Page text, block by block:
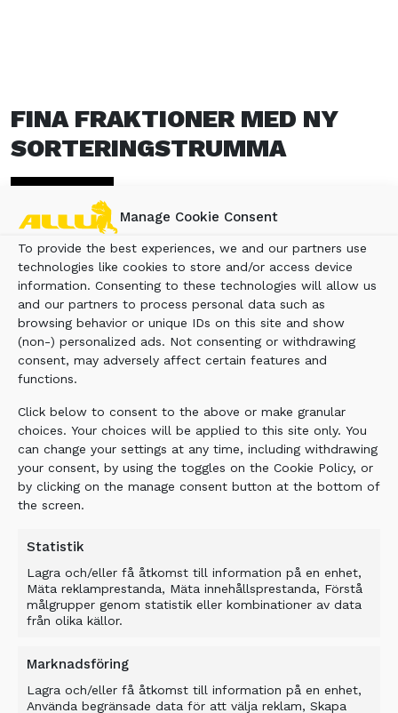
Manage Cookie Consent
To provide the best experiences, we and our partners use
technologies like cookies to store and/or access device
information. Consenting to these technologies will allow us
and our partners to process personal data such as
browsing behavior or unique IDs on this site and show
(non-) personalized ads. Not consenting or withdrawing
consent, may adversely affect certain features and
functions.
Click below to consent to the above or make granular
choices. Your choices will be applied to this site only. You
can change your settings at any time, including withdrawing
your consent, by using the toggles on the Cookie Policy, or
by clicking on the manage consent button at the bottom of
the screen.
Statistik
Lagra och/eller få åtkomst till information på en enhet,
Mäta reklamprestanda, Mäta innehållsprestanda, Förstå
målgrupper genom statistik eller kombinationer av data
från olika källor.
Marknadsföring
Lagra och/eller få åtkomst till information på en enhet,
Använda begränsade data för att välja reklam, Skapa
FINA FRAKTIONER MED NY
SORTERINGSTRUMMA
Allus nya skopa ska leverera ännu finare
material, företaget presenterar också skopor
som kan prata med föraren.3Bilder– Vanliga
skopor levererar fraktioner på 0-16 eller 0-20,
det kan vara lite för grovt ibland, den här
skopan ger ett extremt fint resultat, säger
Magnus Eriksson.
juni 2019 08:54
– Den ska göra det möjligt att få ett ännu finare
material, förklarar Magnus Eriksson, ansvarig för
den svenska verksamheten.
fraktioner på 8, 16 och 24 millimeter.
– Det är första gången vi visar den i Sverige,
säger Magnus Eriksson.
jagar riktigt fina slutfraktioner, till exempel
fibersand, förklarar Allu.